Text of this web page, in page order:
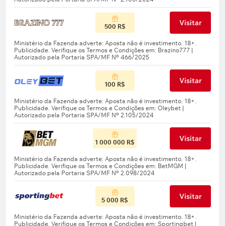
500 R$ Visitar
100 R$ Visitar
1 000 000 R$ Visitar
5 000 R$ Visitar